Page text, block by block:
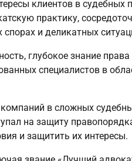
клиентов в судебных
практику,
и деликатных
глубокое знание
специалистов в
в сложных
на защиту
и защитить их интересы.